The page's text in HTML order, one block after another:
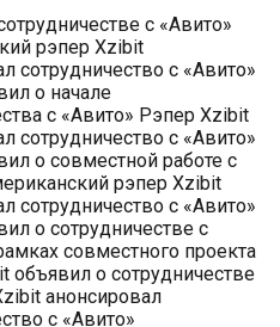
с «Авито»
рэпер Xzibit
сотрудничество с «Авито»
о начале
с «Авито» Рэпер Xzibit
сотрудничество с «Авито»
о совместной работе с
рэпер Xzibit
сотрудничество с «Авито»
о сотрудничестве с
совместного проекта
объявил о сотрудничестве
анонсировал
с «Авито»